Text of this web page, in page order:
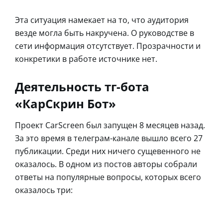
Эта ситуация намекает на то, что аудитория
везде могла быть накручена. О руководстве в
сети информация отсутствует. Прозрачности и
конкретики в работе источнике нет.
Деятельность тг-бота
«КарСкрин Бот»
Проект CarScreen был запущен 8 месяцев назад.
За это время в телеграм-канале вышло всего 27
публикации. Среди них ничего сущевенного не
оказалось. В одном из постов авторы собрали
ответы на популярные вопросы, которых всего
оказалось три: